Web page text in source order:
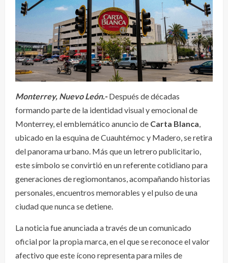
Monterrey, Nuevo León.-Después de décadas
formando parte de la identidad visual y emocional de
Monterrey, el emblemático anuncio de Carta Blanca,
ubicado en la esquina de Cuauhtémoc y Madero, se retira
del panorama urbano. Más que un letrero publicitario,
este símbolo se convirtió en un referente cotidiano para
generaciones de regiomontanos, acompañando historias
personales, encuentros memorables y el pulso de una
ciudad que nunca se detiene.
La noticia fue anunciada a través de un comunicado
oficial por la propia marca, en el que se reconoce el valor
afectivo que este ícono representa para miles de